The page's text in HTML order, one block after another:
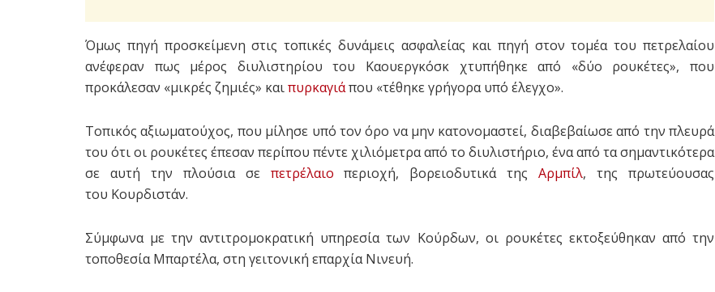
Όμως πηγή προσκείμενη στις τοπικές δυνάμεις ασφαλείας και πηγή στον τομέα του πετρελαίου
ανέφεραν πως μέρος διυλιστηρίου του Καουεργκόσκ χτυπήθηκε από «δύο ρουκέτες», που
προκάλεσαν «μικρές ζημιές» καιπυρκαγιάπου «τέθηκε γρήγορα υπό έλεγχο».
Τοπικός αξιωματούχος, που μίλησε υπό τον όρο να μην κατονομαστεί, διαβεβαίωσε από την πλευρά
του ότι οι ρουκέτες έπεσαν περίπου πέντε χιλιόμετρα από το διυλιστήριο, ένα από τα σημαντικότερα
σε αυτή την πλούσια σε πετρέλαιο περιοχή, βορειοδυτικά τηςΑρμπίλ, της πρωτεύουσας
του Κουρδιστάν.
Σύμφωνα με την αντιτρομοκρατική υπηρεσία των Κούρδων, οι ρουκέτες εκτοξεύθηκαν από την
τοποθεσία Μπαρτέλα, στη γειτονική επαρχία Νινευή.